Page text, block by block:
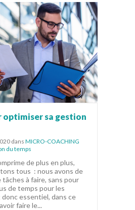
optimiser sa gestion
dans MICRO-COACHING
du temps
de plus en plus,
tous : nous avons de
tâches à faire, sans pour
de temps pour les
essentiel, dans ce
faire le...